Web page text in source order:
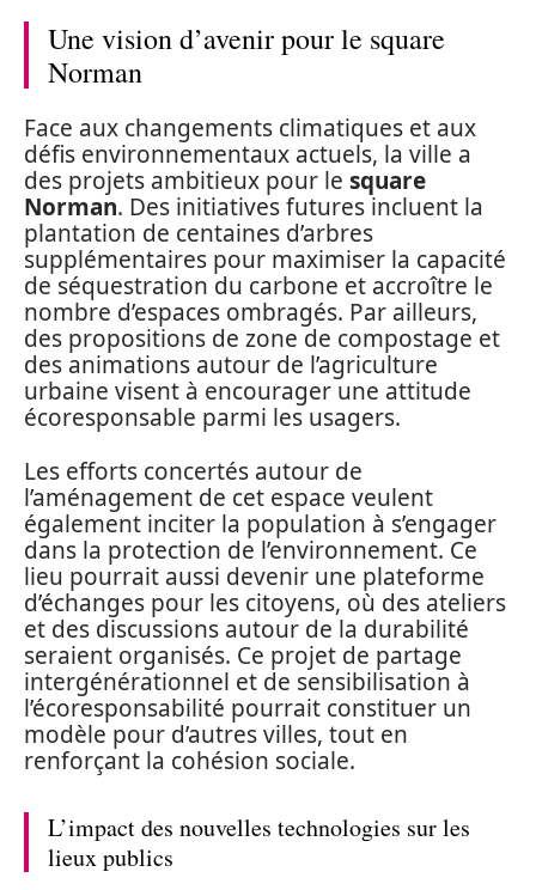
Une vision d’avenir pour le square
Norman
Face aux changements climatiques et aux
défis environnementaux actuels, la ville a
des projets ambitieux pour le square
Norman. Des initiatives futures incluent la
plantation de centaines d’arbres
supplémentaires pour maximiser la capacité
de séquestration du carbone et accroître le
nombre d’espaces ombragés. Par ailleurs,
des propositions de zone de compostage et
des animations autour de l’agriculture
urbaine visent à encourager une attitude
écoresponsable parmi les usagers.
Les efforts concertés autour de
l’aménagement de cet espace veulent
également inciter la population à s’engager
dans la protection de l’environnement. Ce
lieu pourrait aussi devenir une plateforme
d’échanges pour les citoyens, où des ateliers
et des discussions autour de la durabilité
seraient organisés. Ce projet de partage
intergénérationnel et de sensibilisation à
l’écoresponsabilité pourrait constituer un
modèle pour d’autres villes, tout en
renforçant la cohésion sociale.
L’impact des nouvelles technologies sur les
lieux publics